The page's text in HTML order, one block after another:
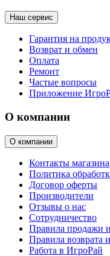
Наш сервис
Гарантия на
Возврат и обмен
Оплата
Ремонт
Частые вопросы
Приложение
О компании
О компании
Контакты магазина
Политика
Договор оферты
Производители
Отзывы о нас
Сотрудничество
Правила продажи
Правила возврата
Работа в ИгроРай